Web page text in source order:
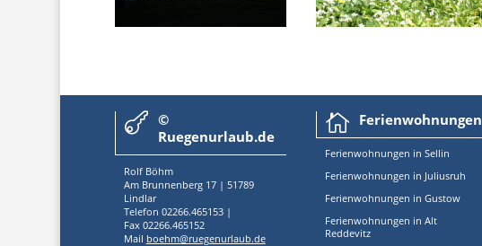
 ©
Ruegenurlaub.de
Rolf Böhm
Am Brunnenberg 17 | 51789
Lindlar
Telefon 02266.465153 |
Fax 02266.465152
Mail boehm@ruegenurlaub.de
 Ferienwohnungen
Ferienwohnungen in Sellin
Ferienwohnungen in Juliusruh
Ferienwohnungen in Gustow
Ferienwohnungen in Alt
Reddevitz